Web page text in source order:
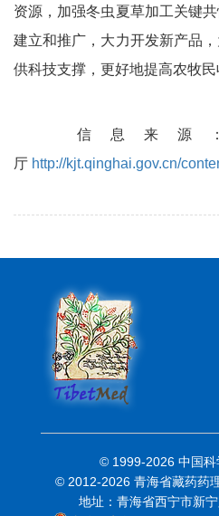
资源，加强冬虫夏草加工关键
建立和推广，大力开发新产品
供科技支撑，更好地提高农牧民
信息来源
厅 http://kjt.qinghai.gov.cn/
© 1999-2026 中国
© 2012-2026 青海省藏药药
地址：青海省西宁市新